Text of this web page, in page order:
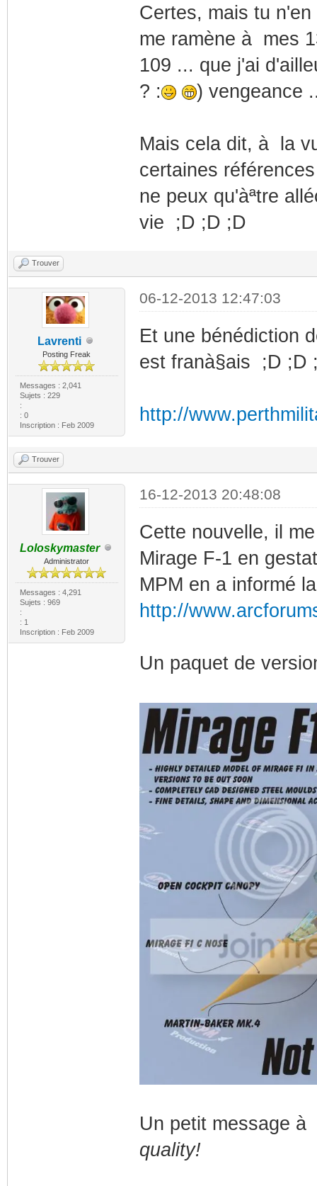
Certes, mais tu
me ramène à mes
109 ... que j'ai
? :
) vengeance
Mais cela dit, à la
certaines
ne peux qu'àªtre
vie ;D ;D ;D
Trouver
Lavrenti
Posting Freak
Messages : 2,041
Sujets : 229
:
: 0
Inscription : Feb 2009
06-12-2013 12:47:03
Et une bénédiction
est franà§ais ;D ;D
http://
Trouver
Loloskymaster
Administrator
Messages : 4,291
Sujets : 969
:
: 1
Inscription : Feb 2009
16-12-2013 20:48:08
Cette nouvelle, il
Mirage F-1 en
MPM en a informé
http://
Un paquet de
Un petit message
quality!